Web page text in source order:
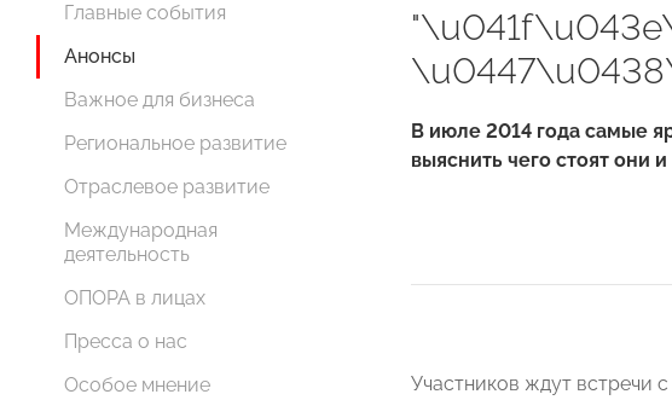
Главные события
Анонсы
Важное для бизнеса
Региональное развитие
Отраслевое развитие
Международная
деятельность
ОПОРА в лицах
Пресса о нас
Особое мнение
В июле 2014 года самые
выяснить чего стоят они
Участников ждут встречи